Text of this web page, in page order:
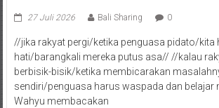
27 Juli 2026 Bali Sharing 0
//jika rakyat pergi/ketika penguasa pidato/kita
hati/barangkali mereka putus asa// //kalau
berbisik-bisik/ketika membicarakan
sendiri/penguasa harus waspada dan belajar
Wahyu membacakan